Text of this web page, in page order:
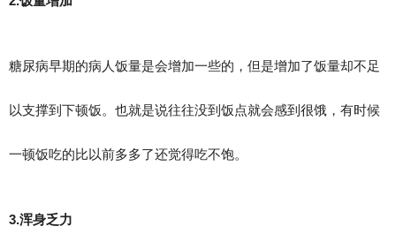
糖尿病早期的病人饭量是会增加一些的，但是增加了饭量却不足
以支撑到下顿饭。也就是说往往没到饭点就会感到很饿，有时候
一顿饭吃的比以前多多了还觉得吃不饱。
3.浑身乏力